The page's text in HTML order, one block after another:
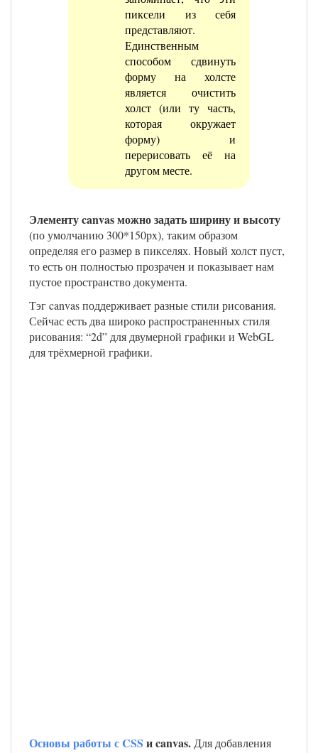
пиксели из себя
представляют.
Единственным
способом сдвинуть
форму на холсте
является очистить
холст (или ту часть,
которая окружает
форму) и
перерисовать её на
другом месте.
Элементу canvas можно задать ширину и высоту
(по умолчанию 300*150px), таким образом
определяя его размер в пикселях. Новый холст пуст,
то есть он полностью прозрачен и показывает нам
пустое пространство документа.
Тэг canvas поддерживает разные стили рисования.
Сейчас есть два широко распространенных стиля
рисования: “2d” для двумерной графики и WebGL
для трёхмерной графики.
Основы работы с CSS и canvas. Для добавления